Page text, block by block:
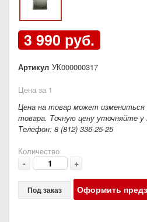
3 990 руб.
Артикул УК000000317
Цена за 1
Цена на товар может измениться
товара. Точную цену уточняйте у
Телефон: 8 (812) 336-25-25
Количество
- +
Под заказ Оформить